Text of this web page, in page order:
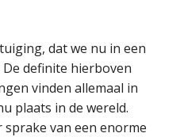
dat we nu in een
definite hierboven
vinden allemaal in
plaats in de wereld.
sprake van een enorme